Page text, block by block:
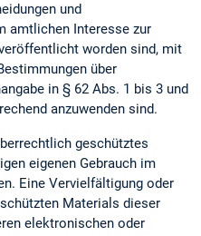
und
amtlichen Interesse zur
worden sind, mit
über
in § 62 Abs. 1 bis 3 und
anzuwenden sind.
geschütztes
eigenen Gebrauch im
Eine Vervielfältigung oder
Materials dieser
elektronischen oder